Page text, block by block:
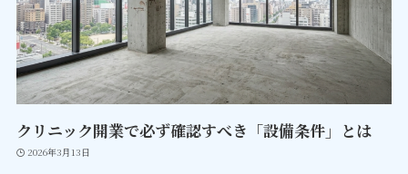
クリニック開業で必ず確認すべき「設備条件」とは
2026年3月13日